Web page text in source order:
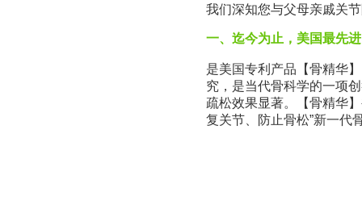
我们深知您与父母亲戚关
一、迄今为止，美国最先
是美国专利产品【骨精华
究，是当代骨科学的一项
疏松效果显著。【骨精华
复关节、防止骨松”新一代